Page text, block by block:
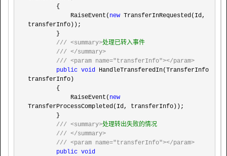
            RaiseEvent(
new TransferInRequested(Id,
transferInfo));
/// <summary>处理已转入事件
/// </summary>
/// <param name="transferInfo"></param>
public void HandleTransferedIn(TransferInfo
transferInfo)
            RaiseEvent(
new
TransferProcessCompleted(Id, transferInfo));
/// <summary>处理转出失败的情况
/// </summary>
/// <param name="transferInfo"></param>
public void